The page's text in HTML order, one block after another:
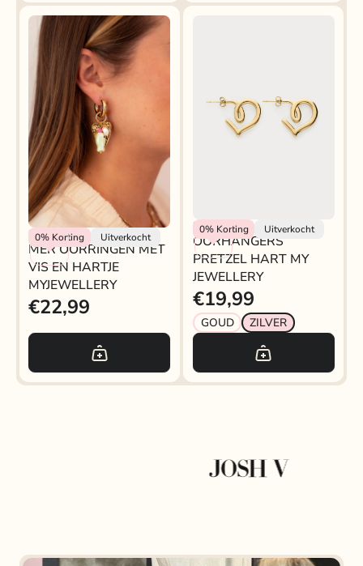
0% Korting Uitverkocht
My Jewellery
MER OORRINGEN MET
VIS EN HARTJE
MYJEWELLERY
€22,99
0%Korting Uitverkocht
My Jewellery
OORHANGERS
PRETZEL HART MY
JEWELLERY
€19,99
GOUD ZILVER